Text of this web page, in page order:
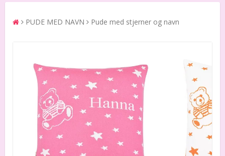
PUDE MED NAVN Pude med stjerner og navn